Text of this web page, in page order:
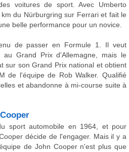
voitures de sport. Avec Umberto
du Nürburgring sur Ferrari et fait le
belle performance pour un novice.
de passer en Formule 1. Il veut
Grand Prix d'Allemagne, mais le
sur son Grand Prix national et obtient
de l'équipe de Rob Walker. Qualifié
et abandonne à mi-course suite à
sport automobile en 1964, et pour
décide de l'engager. Mais il y a
de John Cooper n'est plus que